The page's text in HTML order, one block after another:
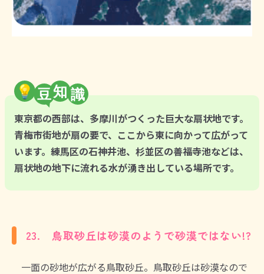
💡 知
東京都の西部は、多摩川がつくった巨大な扇状地です。
青梅市街地が扇の要で、ここから東に向かって広がって
います。練馬区の石神井池、杉並区の善福寺池などは、
扇状地の地下に流れる水が湧き出している場所です。
23. 鳥取砂丘は砂漠のようで砂漠ではない!?
一面の砂地が広がる鳥取砂丘。鳥取砂丘は砂漠なので